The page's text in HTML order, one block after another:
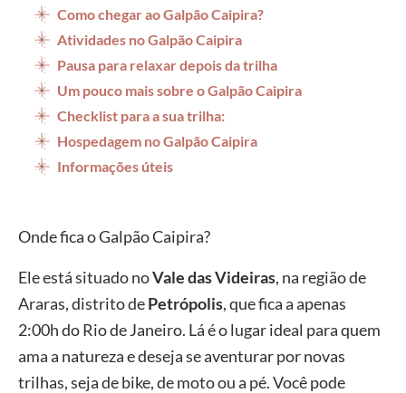
Como chegar ao Galpão Caipira?
Atividades no Galpão Caipira
Pausa para relaxar depois da trilha
Um pouco mais sobre o Galpão Caipira
Checklist para a sua trilha:
Hospedagem no Galpão Caipira
Informações úteis
Onde fica o Galpão Caipira?
Ele está situado noVale das Videiras, na região de
Araras, distrito dePetrópolis, que fica a apenas
2:00h do Rio de Janeiro. Lá é o lugar ideal para quem
ama a natureza e deseja se aventurar por novas
trilhas, seja de bike, de moto ou a pé. Você pode